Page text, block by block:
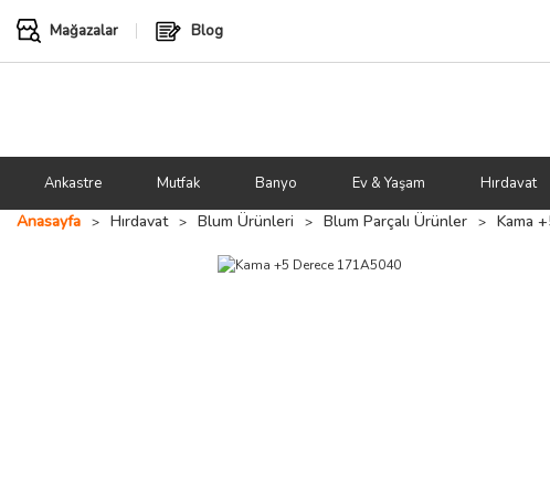
Mağazalar Blog
Ankastre Mutfak Banyo Ev & Yaşam Hırdavat
Anasayfa
Hırdavat Blum Ürünleri Blum Parçalı Ürünler Kama